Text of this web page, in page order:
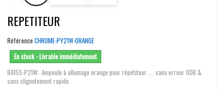
REPETITEUR
Référence CHROME-PY21W-ORANGE
En stock - Livrable immédiatement
BA15S-P21W: Ampoule à allumage orange pour répétiteur .... sans erreur ODB &
sans clignotement rapide.